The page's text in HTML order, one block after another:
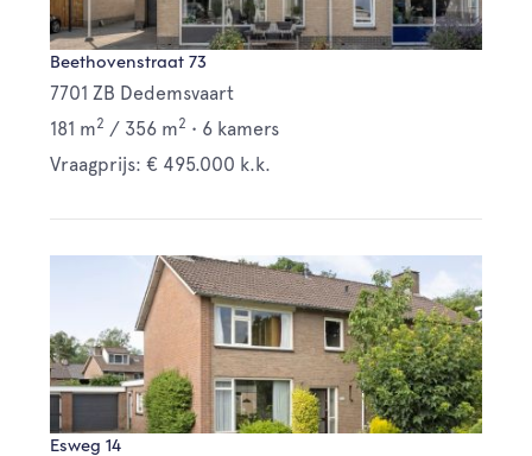
Beethovenstraat 73
7701 ZB Dedemsvaart
181 m2 / 356 m2 • 6 kamers
Vraagprijs: € 495.000 k.k.
Esweg 14